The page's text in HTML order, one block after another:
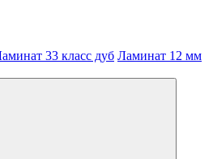
33 класс дуб Ламинат 12 мм